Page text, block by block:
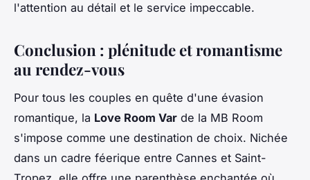
l'attention au détail et le service impeccable.
Conclusion : plénitude et romantisme
au rendez-vous
Pour tous les couples en quête d'une évasion
romantique, la Love Room Var de la MB Room
s'impose comme une destination de choix. Nichée
dans un cadre féerique entre Cannes et Saint-